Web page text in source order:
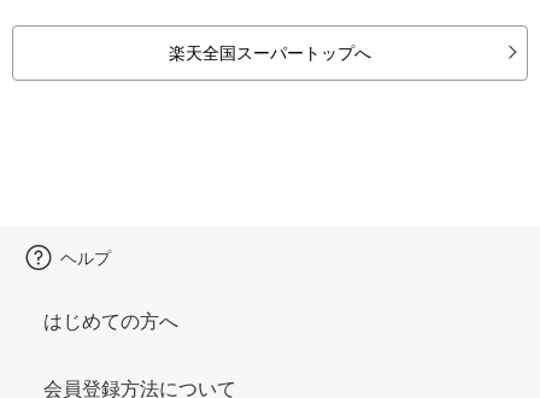
楽天全国スーパートップへ
ヘルプ
はじめての方へ
会員登録方法について